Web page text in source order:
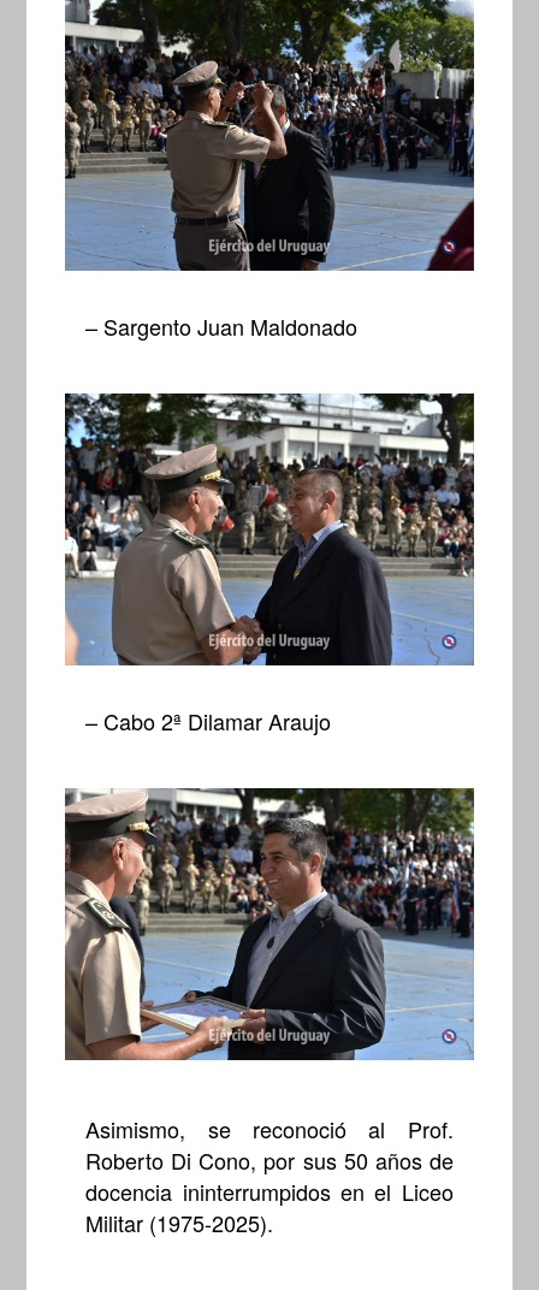
– Sargento Juan Maldonado
– Cabo 2ª Dilamar Araujo
Asimismo, se reconoció al Prof.
Roberto Di Cono, por sus 50 años de
docencia ininterrumpidos en el Liceo
Militar (1975-2025).